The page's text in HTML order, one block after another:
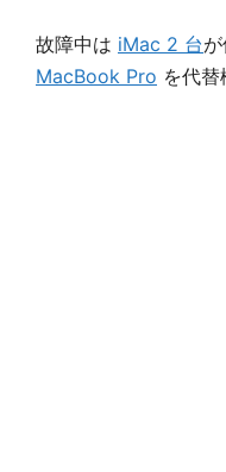
故障中は iMac 2 台
MacBook Pro を代替